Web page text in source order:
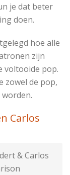
je dat beter
doen.
hoe alle
zijn
voltooide pop.
zowel de pop,
Carlos
& Carlos